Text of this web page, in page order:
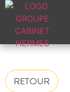
RETOUR